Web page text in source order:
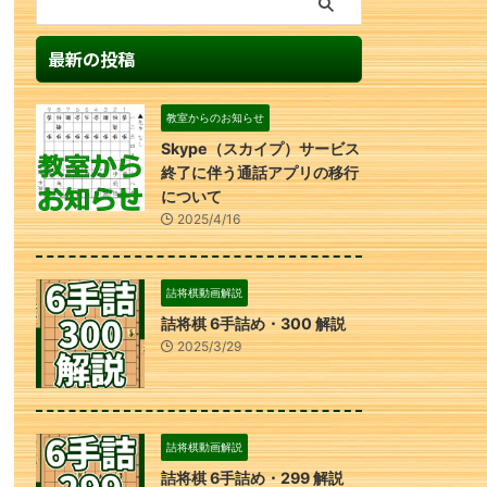
最新の投稿
教室からのお知らせ
Skype（スカイプ）サービス
終了に伴う通話アプリの移行
について
2025/4/16
詰将棋動画解説
詰将棋 6手詰め・300 解説
2025/3/29
詰将棋動画解説
詰将棋 6手詰め・299 解説